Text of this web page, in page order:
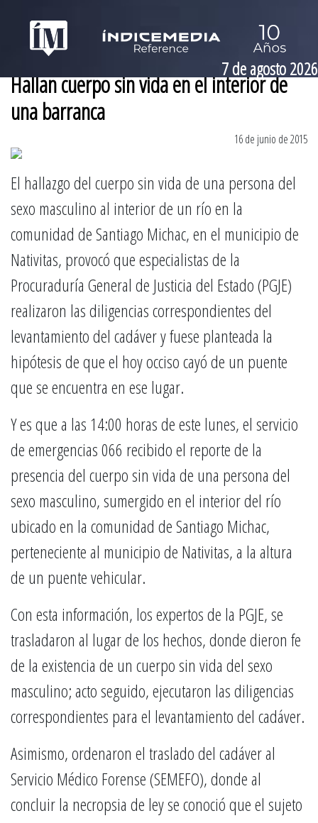
7 de agosto 2026
Hallan cuerpo sin vida en el interior de
una barranca
16 de junio de 2015
El hallazgo del cuerpo sin vida de una persona del
sexo masculino al interior de un río en la
comunidad de Santiago Michac, en el municipio de
Nativitas, provocó que especialistas de la
Procuraduría General de Justicia del Estado (PGJE)
realizaron las diligencias correspondientes del
levantamiento del cadáver y fuese planteada la
hipótesis de que el hoy occiso cayó de un puente
que se encuentra en ese lugar.
Y es que a las 14:00 horas de este lunes, el servicio
de emergencias 066 recibido el reporte de la
presencia del cuerpo sin vida de una persona del
sexo masculino, sumergido en el interior del río
ubicado en la comunidad de Santiago Michac,
perteneciente al municipio de Nativitas, a la altura
de un puente vehicular.
Con esta información, los expertos de la PGJE, se
trasladaron al lugar de los hechos, donde dieron fe
de la existencia de un cuerpo sin vida del sexo
masculino; acto seguido, ejecutaron las diligencias
correspondientes para el levantamiento del cadáver.
Asimismo, ordenaron el traslado del cadáver al
Servicio Médico Forense (SEMEFO), donde al
concluir la necropsia de ley se conoció que el sujeto